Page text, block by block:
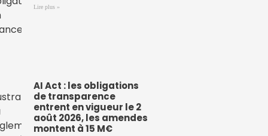
Lire plus »
AI Act : les obligations
de transparence
entrent en vigueur le 2
août 2026, les amendes
montent à 15 M€